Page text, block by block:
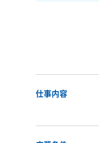
仕事内容